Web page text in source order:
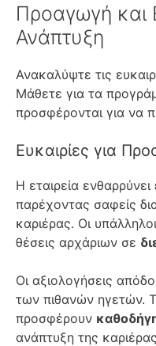
Προαγωγή και
Ανάπτυξη
Ανακαλύψτε τις
Μάθετε για τα
προσφέρονται για να
Ευκαιρίες για
Η εταιρεία ενθαρρύνει
παρέχοντας σαφείς
καριέρας. Οι
θέσεις αρχάριων σε
Οι αξιολογήσεις
των πιθανών ηγετών.
προσφέρουν
ανάπτυξη της